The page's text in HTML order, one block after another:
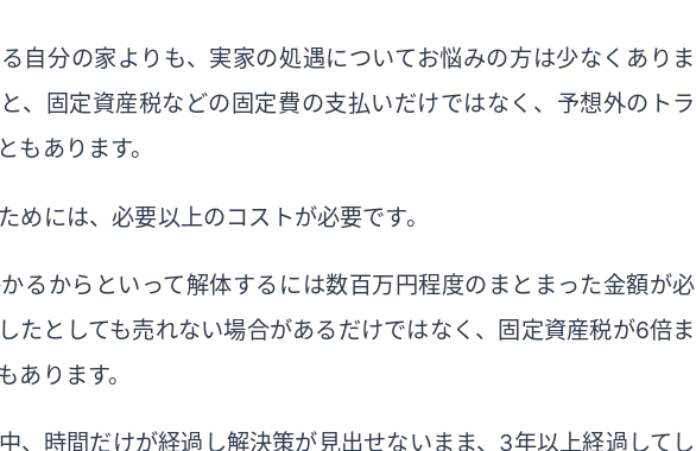
自分の家よりも、実家の処遇についてお悩みの方は少なくありま
、固定資産税などの固定費の支払いだけではなく、予想外のトラ
もあります。
めには、必要以上のコストが必要です。
るからといって解体するには数百万円程度のまとまった金額が必
たとしても売れない場合があるだけではなく、固定資産税が6倍ま
あります。
、時間だけが経過し解決策が見出せないまま、3年以上経過してし